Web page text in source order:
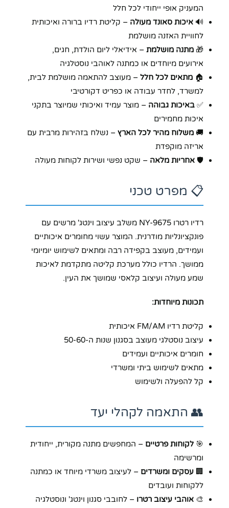
המעניק אופי ייחודי לכל חלל
🔊 איכות סאונד מעולה – קליטת רדיו ברורה ואיכותית
לחוויית האזנה מושלמת
🎁 מתנה מושלמת – אידיאלי ליום הולדת, חגים,
אירועים מיוחדים או כמתנה לאוהבי נוסטלגיה
🏠 מתאים לכל חלל – מעוצב להתאמה מושלמת לבית,
למשרד, לחדר עבודה או כפריט דקורטיבי
✅ באיכות גבוהה – מוצר עמיד ואיכותי שמיוצר בתקני
איכות מחמירים
🚚 משלוח מהיר לכל הארץ – נשלח בזהירות מרבית עם
אריזה מוקפדת
🛡️ אחריות מלאה – שקט נפשי ושירות לקוחות מעולה
📋 מפרט טכני
רדיו רטרו NY-9675 משלב עיצוב וינטג' מרשים עם
פונקציונליות מודרנית. המוצר עשוי מחומרים איכותיים
ועמידים, מעוצב בקפידה רבה ומתאים לשימוש יומיומי
ממושך. הרדיו כולל מערכת קליטה מתקדמת לאיכות
שמע מעולה ועיצוב קלאסי שמושך את העין.
תכונות מיוחדות:
קליטת רדיו FM/AM איכותית
עיצוב נוסטלגי מעוצב בסגנון שנות ה-50-60
חומרים איכותיים ועמידים
מתאים לשימוש ביתי ומשרדי
קל להפעלה ולשימוש
👥 התאמה לקהלי יעד
🎯 לקוחות פרטיים – המחפשים מתנה מקורית, ייחודית
ומרשימה
🏢 עסקים ומשרדים – לעיצוב משרדי מיוחד או כמתנה
ללקוחות ועובדים
🎨 אוהבי עיצוב רטרו – לחובבי סגנון וינטג' ונוסטלגיה